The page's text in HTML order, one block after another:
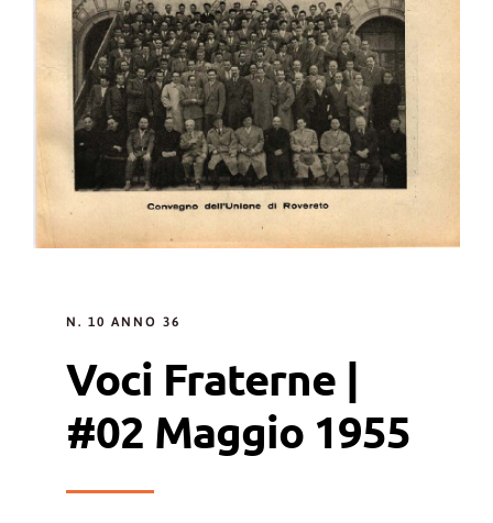
N. 10 ANNO 36
Voci Fraterne |
#02 Maggio 1955